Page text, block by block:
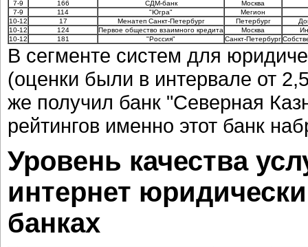
7-9
166 СДМ-банк
Москва
7-9
114 "Югра"
Мегион
10-12
17 Менатеп Санкт-Петербург Петербург
10-12
124 Первое общество взаимного кредита Москва
10-12
181 "Россия" Санкт-Петербург
В сегменте систем для
(оценки были в интервале от
же получил банк "Северная
рейтингов именно этот банк
Уровень качества
интернет
банках